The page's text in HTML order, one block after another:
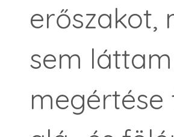
erőszakot,
sem